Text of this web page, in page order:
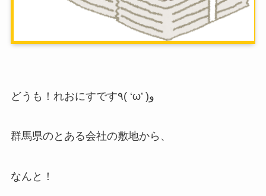
どうも！れおにすです٩( ‘ω’ )و
群馬県のとある会社の敷地から、
なんと！